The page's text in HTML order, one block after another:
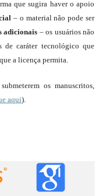
que sugira haver o apoio
– o material não pode ser
adicionais – os usuários não
de caráter tecnológico que
a licença permita.
os manuscritos,
aqui).